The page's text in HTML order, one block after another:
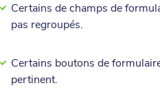
Certains de champs de
pas regroupés.
Certains boutons de
pertinent.